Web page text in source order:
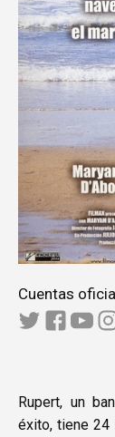
Cuentas
Rupert, un
éxito, tiene 24